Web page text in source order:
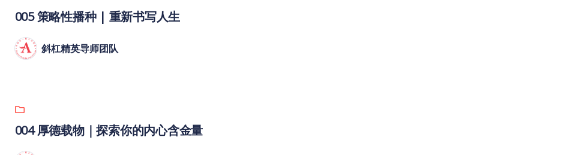
005 策略性播种 | 重新书写人生
斜杠精英导师团队
004 厚德载物｜探索你的内心含金量